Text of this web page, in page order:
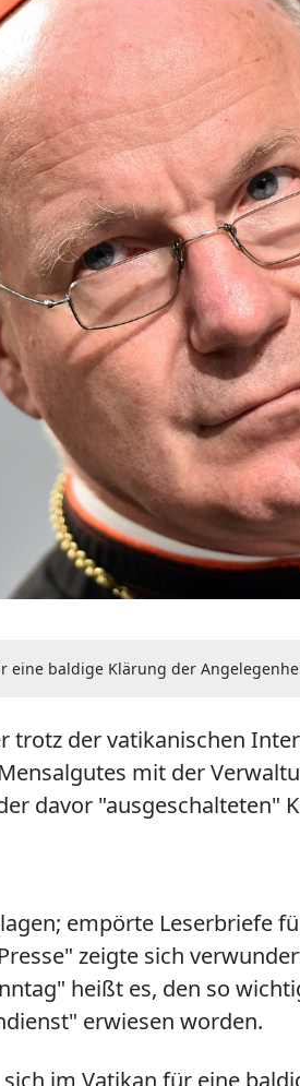
eine baldige Klärung der
trotz der vatikanischen
mit der
davor "ausgeschalteten"
empörte Leserbriefe
zeigte sich
heißt es, den so
erwiesen worden.
im Vatikan für eine